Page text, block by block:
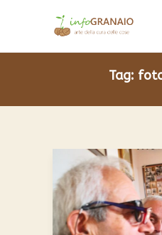
Tag: